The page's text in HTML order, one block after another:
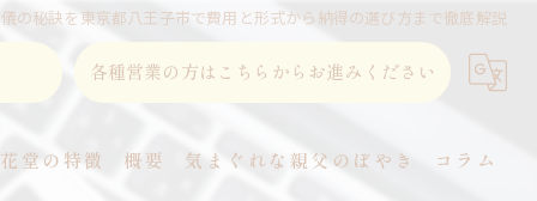
の秘訣を東京都八王子市で費用と形式から納得の選び方まで徹底解説
各種営業の方はこちらからお進みください
堂の特徴 概要 気まぐれな親父のぼやき コラム